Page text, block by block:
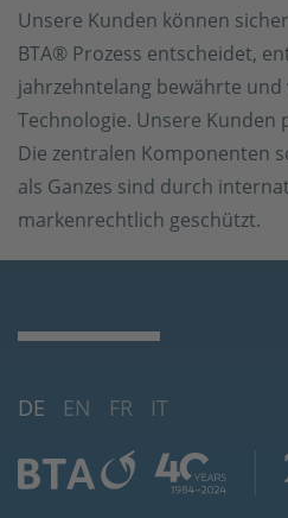
Unsere Kunden können
BTA® Prozess entscheidet,
jahrzehntelang bewährte
Technologie. Unsere
Die zentralen Komponenten
als Ganzes sind durch
markenrechtlich geschützt.
DE EN FR IT